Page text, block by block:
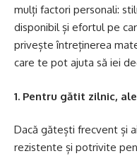
mulți factori personali:
disponibil și efortul pe
privește întreținerea
care te pot ajuta să iei
1. Pentru gătit zilnic,
Dacă gătești frecvent și
rezistente și potrivite